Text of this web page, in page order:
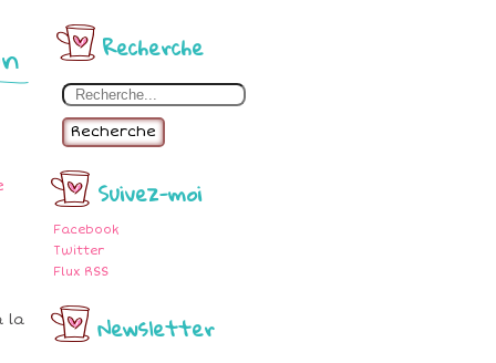
Recherche
Recherche
Suivez-moi
Facebook
Twitter
Flux RSS
Newsletter
la